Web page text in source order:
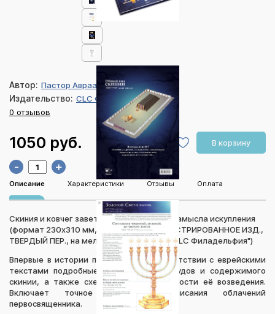
Автор: Пастор Авраам Пак
Издательство: CLC Филадельфия
0 отзывов
1050 руб. В корзину
- +
Описание Характеристики Отзывы Оплата
Скиния и ковчег завета в свете Божьего замысла искупления
(формат 230х310 мм, Авраам Пак, ИЛЛЮСТРИРОВАННОЕ ИЗД.,
ТВЕРДЫЙ ПЕР., на мелованной бум., изд."CLC Филадельфия")
Впервые в истории приводятся в соответствии с еврейскими
текстами подробные иллюстрации сосудов и содержимого
скинии, а также схема последовательности её возведения.
Включает точное библейское описания облачений
первосвященника.